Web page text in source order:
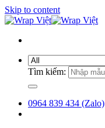
Skip to content
Tìm kiếm:
0964 839 434 (Zalo)